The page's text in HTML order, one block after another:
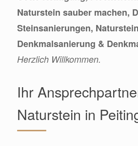
Naturstein sauber machen,
Steinsanierungen,
Denkmalsanierung &
Herzlich Willkommen.
Ihr
Naturstein in